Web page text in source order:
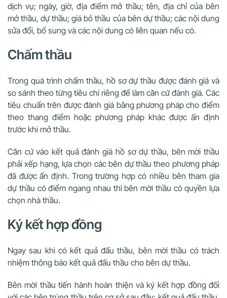
dịch vụ; ngày, giờ, địa điểm mở thầu; tên, địa chỉ của bên
mở thầu, dự thầu; giá bỏ thầu của bên dự thầu; các nội dung
sửa đổi, bổ sung và các nội dung có liên quan nếu có.
Chấm thầu
Trong quá trình chấm thầu, hồ sơ dự thầu được đánh giá và
so sánh theo từng tiêu chí riêng để làm căn cứ đánh giá. Các
tiêu chuẩn trên được đánh giá bằng phương pháp cho điểm
theo thang điểm hoặc phương pháp khác được ấn định
trước khi mở thầu.
Căn cứ vào kết quả đánh giá hồ sơ dự thầu, bên mời thầu
phải xếp hạng, lựa chọn các bên dự thầu theo phương pháp
đã được ấn định. Trong trường hợp có nhiều bên tham gia
dự thầu có điểm ngang nhau thì bên mời thầu có quyền lựa
chọn nhà thầu.
Ký kết hợp đồng
Ngay sau khi có kết quả đấu thầu, bên mời thầu có trách
nhiệm thông báo kết quả đấu thầu cho bên dự thầu.
Bên mời thầu tiến hành hoàn thiện và ký kết hợp đồng đối